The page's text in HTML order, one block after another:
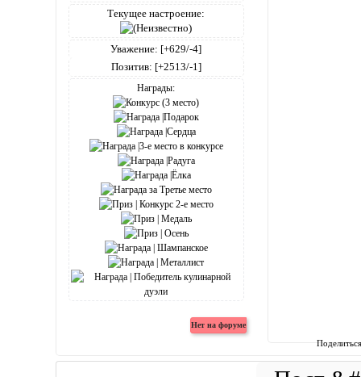
Текущее настроение:
Уважение: [+629/-4]
Позитив: [+2513/-1]
Награды: